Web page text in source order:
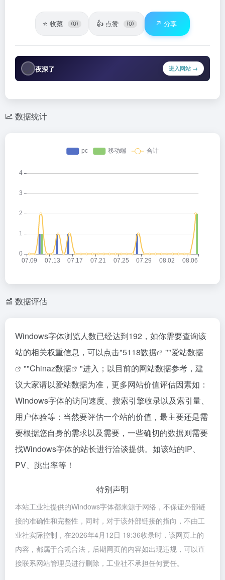
⭐ 收藏 (0) 👍 点赞 (0) ↗️ 分享
🌙夜深了 进入网站 →
数据统计
数据评估
Windows字体浏览人数已经达到192，如你需要查询该
站的相关权重信息，可以点击"5118数据 ""爱站数据
""Chinaz数据
"进入；以目前的网站数据参考，建
议大家请以爱站数据为准，更多网站价值评估因素如：
Windows字体的访问速度、搜索引擎收录以及索引量、
用户体验等；当然要评估一个站的价值，最主要还是需
要根据您自身的需求以及需要，一些确切的数据则需要
找Windows字体的站长进行洽谈提供。如该站的IP、
PV、跳出率等！
特别声明
本站工业社提供的Windows字体都来源于网络，不保证外部链
接的准确性和完整性，同时，对于该外部链接的指向，不由工
业社实际控制，在2026年4月12日 19:36收录时，该网页上的
内容，都属于合规合法，后期网页的内容如出现违规，可以直
接联系网站管理员进行删除，工业社不承担任何责任。